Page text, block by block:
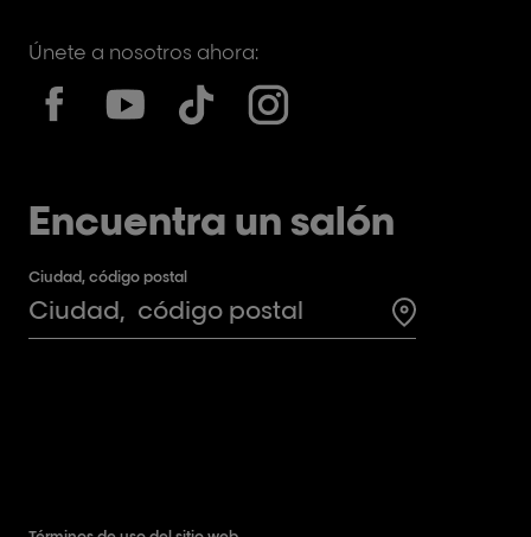
Únete a nosotros ahora:
Encuentra un salón
Ciudad, código postal
Search for a